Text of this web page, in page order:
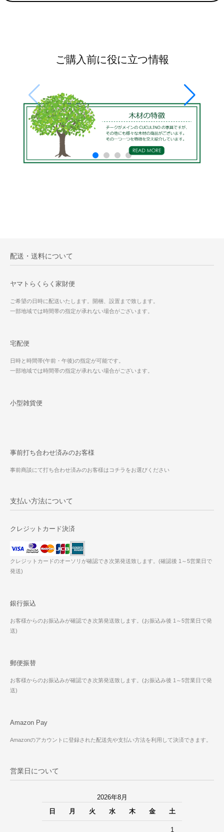
ご購入前に役に立つ情報
配送・送料について
ヤマトらくらく家財便
ご希望の日時に配送いたします。開梱、設置まで致します。
一部地域では時間帯の指定が承れない場合がございます。
宅配便
日時と時間帯(午前・午後)の指定が可能です。
一部地域では時間帯の指定が承れない場合がございます。
小型雑貨便
事前打ち合わせ済みのお客様
事前商談にて打ち合わせ済みのお客様はコチラをお選びください
支払い方法について
クレジットカード決済
クレジットカードのオーソリが確認でき次第発送致します。(確認後 1～5営業日で
発送)
銀行振込
お客様からのお振込みが確認でき次第発送致します。(お振込み後 1～5営業日で発
送)
郵便振替
お客様からのお振込みが確認でき次第発送致します。(お振込み後 1～5営業日で発
送)
Amazon Pay
Amazonのアカウントに登録された配送先や支払い方法を利用して決済できます。
営業日について
2026年8月
日
月 火 水 木 金 土
1